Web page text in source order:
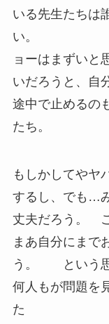
いる先生たちは
ョーはまずいと
いだろうと、自
途中で止めるの
たち。
もしかしてやヤ
するし、でも…
丈夫だろう。
まあ自分にまで
う。
という
何人もが問題を
た